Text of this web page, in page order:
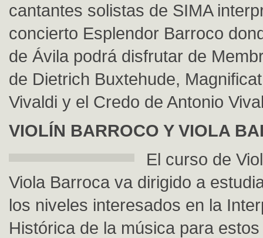
cantantes solistas de SIMA
concierto Esplendor Barroco
de Ávila podrá disfrutar de
de Dietrich Buxtehude,
Vivaldi y el Credo de Antonio
VIOLÍN BARROCO Y VIOLA
El curso de
Viola Barroca va dirigido a
los niveles interesados en la
Histórica de la música para